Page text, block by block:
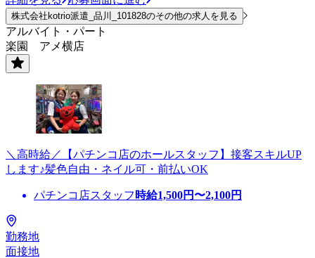
株式会社kotrio派遣_品川_101828のその他の求人を見る
アルバイト・パート
楽園 アメ横店
＼高時給／【パチンコ店のホールスタッフ】接客スキルUP
します♪髪色自由・ネイル可・前払いOK
パチンコ店スタッフ 時給1,500円〜2,100円
勤務地
面接地